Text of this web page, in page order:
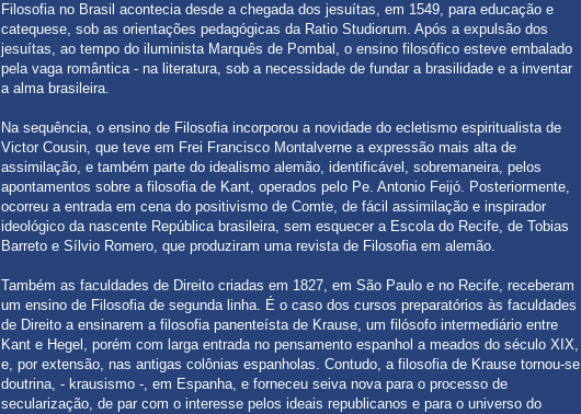
Filosofia no Brasil acontecia desde a chegada dos jesuítas, em 1549, para educação e
catequese, sob as orientações pedagógicas da Ratio Studiorum. Após a expulsão dos
jesuítas, ao tempo do iluminista Marquês de Pombal, o ensino filosófico esteve embalado
pela vaga romântica - na literatura, sob a necessidade de fundar a brasilidade e a inventar
a alma brasileira.
Na sequência, o ensino de Filosofia incorporou a novidade do ecletismo espiritualista de
Victor Cousin, que teve em Frei Francisco Montalverne a expressão mais alta de
assimilação, e também parte do idealismo alemão, identificável, sobremaneira, pelos
apontamentos sobre a filosofia de Kant, operados pelo Pe. Antonio Feijó. Posteriormente,
ocorreu a entrada em cena do positivismo de Comte, de fácil assimilação e inspirador
ideológico da nascente República brasileira, sem esquecer a Escola do Recife, de Tobias
Barreto e Sílvio Romero, que produziram uma revista de Filosofia em alemão.
Também as faculdades de Direito criadas em 1827, em São Paulo e no Recife, receberam
um ensino de Filosofia de segunda linha. É o caso dos cursos preparatórios às faculdades
de Direito a ensinarem a filosofia panenteísta de Krause, um filósofo intermediário entre
Kant e Hegel, porém com larga entrada no pensamento espanhol a meados do século XIX,
e, por extensão, nas antigas colônias espanholas. Contudo, a filosofia de Krause tornou-se
doutrina, - krausismo -, em Espanha, e forneceu seiva nova para o processo de
secularização, de par com o interesse pelos ideais republicanos e para o universo do